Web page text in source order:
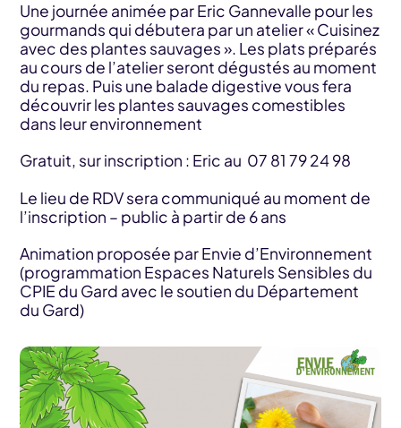
Une journée animée par Eric Gannevalle pour les
gourmands qui débutera par un atelier « Cuisinez
avec des plantes sauvages ». Les plats préparés
au cours de l’atelier seront dégustés au moment
du repas. Puis une balade digestive vous fera
découvrir les plantes sauvages comestibles
dans leur environnement
Gratuit, sur inscription : Eric au 07 81 79 24 98
Le lieu de RDV sera communiqué au moment de
l’inscription – public à partir de 6 ans
Animation proposée par Envie d’Environnement
(programmation Espaces Naturels Sensibles du
CPIE du Gard avec le soutien du Département
du Gard)